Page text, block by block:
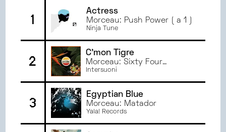
DÉCEMBRE
2024
NOVEMBRE 2024
OCTOBRE
SEPTEMBRE 2024
JUIN2024
2024
AVRIL2024
MARS2024
FÉVRIER
2024
JANVIER2024
MONTPELLIER
DIJON
ORLÉANS
1
Actress
Morceau: Push Power ( a 1 )
Ninja Tune
2
C'mon Tigre
Morceau: Sixty Four
Seasons
Intersuoni
3
Egyptian Blue
Morceau: Matador
Yala! Records